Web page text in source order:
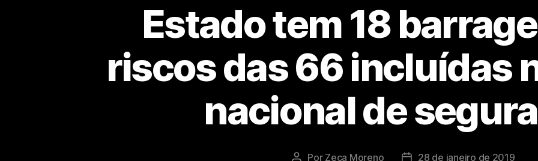
Estado tem 18
riscos das 66 incluídas
nacional de
Por Zeca Moreno 28 de janeiro de 2019